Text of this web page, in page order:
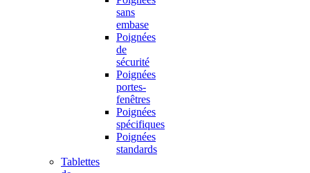
sans
embase
Poignées
de
sécurité
Poignées
portes-
fenêtres
Poignées
spécifiques
Poignées
standards
Tablettes